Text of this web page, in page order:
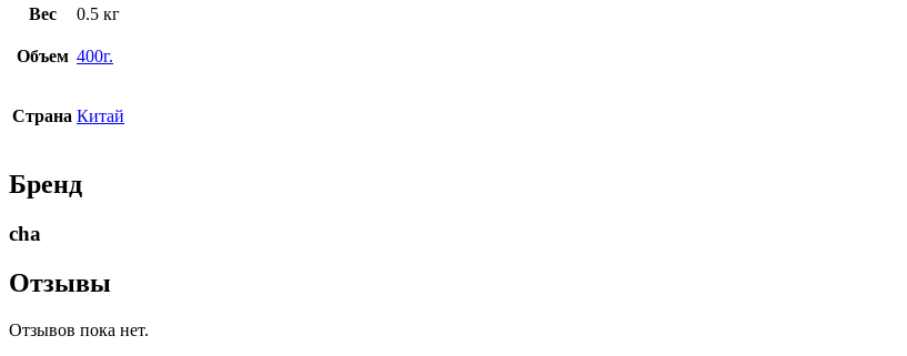
Вес 0.5 кг
Объем 400г.
Страна Китай
Бренд
cha
Отзывы
Отзывов пока нет.